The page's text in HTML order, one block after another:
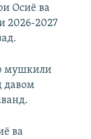
Осиё ва
2026-2027
мушкили
давом
ва